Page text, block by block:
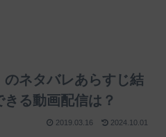
のネタバレあらすじ結
る動画配信は？
2019.03.16 2024.10.01